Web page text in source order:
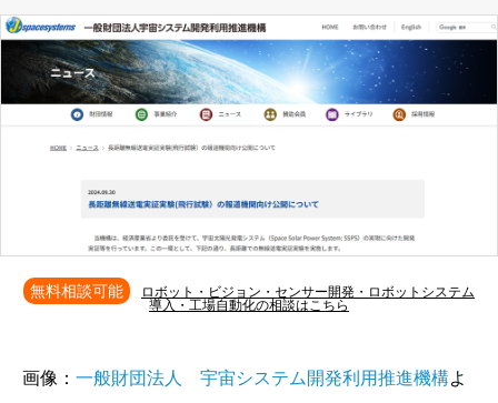
無料相談可能
ロボット・ビジョン・センサー開発・ロボットシステム
導入・工場自動化の相談はこちら
画像： 一般財団法人 宇宙システム開発利用推進機構よ